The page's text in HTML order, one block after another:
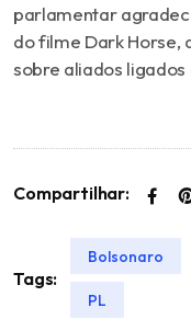
parlamentar
do filme Dark Horse,
sobre aliados ligados
Compartilhar:
Tags:
Bolsonaro
PL